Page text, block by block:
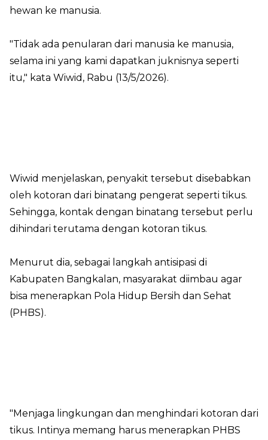
hewan ke manusia.
"Tidak ada penularan dari manusia ke manusia,
selama ini yang kami dapatkan juknisnya seperti
itu," kata Wiwid, Rabu (13/5/2026).
Wiwid menjelaskan, penyakit tersebut disebabkan
oleh kotoran dari binatang pengerat seperti tikus.
Sehingga, kontak dengan binatang tersebut perlu
dihindari terutama dengan kotoran tikus.
Menurut dia, sebagai langkah antisipasi di
Kabupaten Bangkalan, masyarakat diimbau agar
bisa menerapkan Pola Hidup Bersih dan Sehat
(PHBS).
"Menjaga lingkungan dan menghindari kotoran dari
tikus. Intinya memang harus menerapkan PHBS